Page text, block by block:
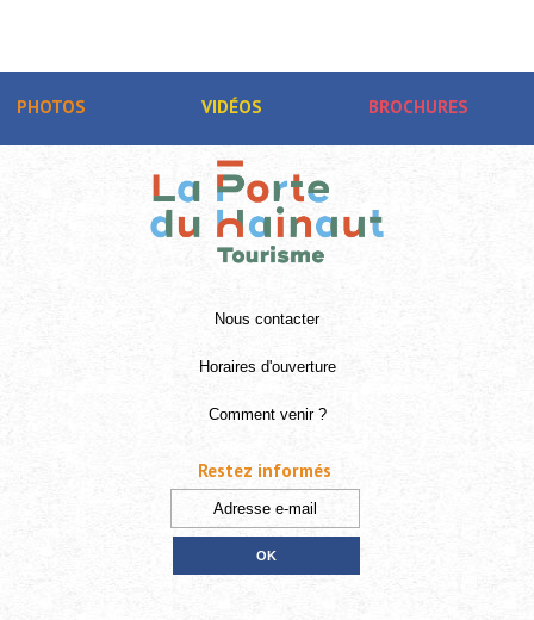
PHOTOS VIDÉOS BROCHURES
Nous contacter
Horaires d'ouverture
Comment venir ?
Restez informés